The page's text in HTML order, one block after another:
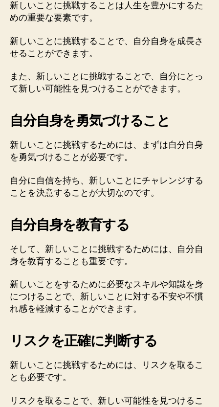
新しいことに挑戦することは人生を豊かにするた
めの重要な要素です。
新しいことに挑戦することで、自分自身を成長さ
せることができます。
また、新しいことに挑戦することで、自分にとっ
て新しい可能性を見つけることができます。
自分自身を勇気づけること
新しいことに挑戦するためには、まずは自分自身
を勇気づけることが必要です。
自分に自信を持ち、新しいことにチャレンジする
ことを決意することが大切なのです。
自分自身を教育する
そして、新しいことに挑戦するためには、自分自
身を教育することも重要です。
新しいことをするために必要なスキルや知識を身
につけることで、新しいことに対する不安や不慣
れ感を軽減することができます。
リスクを正確に判断する
新しいことに挑戦するためには、リスクを取るこ
とも必要です。
リスクを取ることで、新しい可能性を見つけるこ